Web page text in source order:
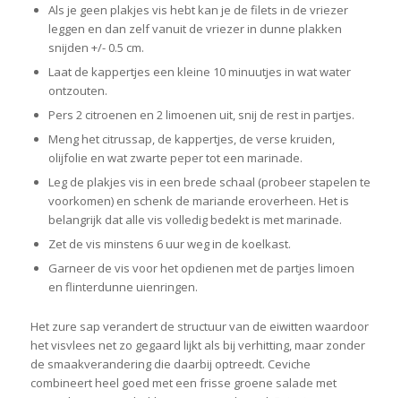
Als je geen plakjes vis hebt kan je de filets in de vriezer
leggen en dan zelf vanuit de vriezer in dunne plakken
snijden +/- 0.5 cm.
Laat de kappertjes een kleine 10 minuutjes in wat water
ontzouten.
Pers 2 citroenen en 2 limoenen uit, snij de rest in partjes.
Meng het citrussap, de kappertjes, de verse kruiden,
olijfolie en wat zwarte peper tot een marinade.
Leg de plakjes vis in een brede schaal (probeer stapelen te
voorkomen) en schenk de mariande eroverheen. Het is
belangrijk dat alle vis volledig bedekt is met marinade.
Zet de vis minstens 6 uur weg in de koelkast.
Garneer de vis voor het opdienen met de partjes limoen
en flinterdunne uienringen.
Het zure sap verandert de structuur van de eiwitten waardoor
het visvlees net zo gegaard lijkt als bij verhitting, maar zonder
de smaakverandering die daarbij optreedt. Ceviche
combineert heel goed met een frisse groene salade met